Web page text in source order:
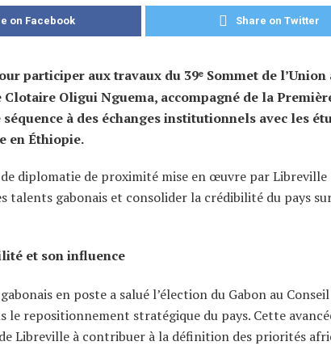
on Facebook Share on Twitter
participer aux travaux du 39ᵉ Sommet de
Oligui Nguema, accompagné de la
à des échanges institutionnels avec les
en Éthiopie.
diplomatie de proximité mise en œuvre par Libreville
talents gabonais et consolider la crédibilité du pays
et son influence
en poste a salué l’élection du Gabon au
le repositionnement stratégique du pays. Cette
Libreville à contribuer à la définition des priorités